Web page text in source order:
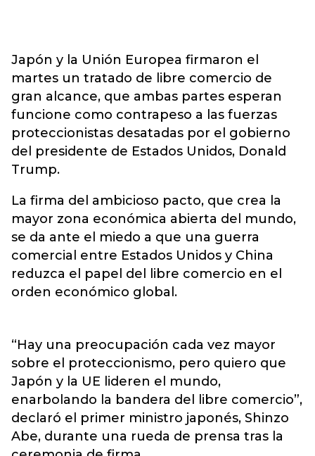
Japón y la Unión Europea firmaron el
martes un tratado de libre comercio de
gran alcance, que ambas partes esperan
funcione como contrapeso a las fuerzas
proteccionistas desatadas por el gobierno
del presidente de Estados Unidos, Donald
Trump.
La firma del ambicioso pacto, que crea la
mayor zona económica abierta del mundo,
se da ante el miedo a que una guerra
comercial entre Estados Unidos y China
reduzca el papel del libre comercio en el
orden económico global.
“Hay una preocupación cada vez mayor
sobre el proteccionismo, pero quiero que
Japón y la UE lideren el mundo,
enarbolando la bandera del libre comercio”,
declaró el primer ministro japonés, Shinzo
Abe, durante una rueda de prensa tras la